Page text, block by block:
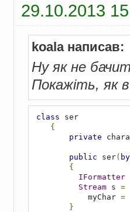
29.10.2013
koala написав:
Ну як не
Покажіть, як
class ser
{
private
public ser(
{
IFormatter
Stream s =
            myChar
=
}